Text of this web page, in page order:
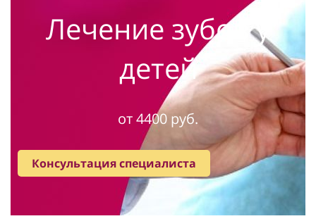
Лечение зубов у
детей
от 4400 руб.
Консультация специалиста